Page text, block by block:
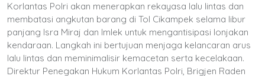
Korlantas Polri akan menerapkan rekayasa lalu lintas dan
membatasi angkutan barang di Tol Cikampek selama libur
panjang Isra Miraj dan Imlek untuk mengantisipasi lonjakan
kendaraan. Langkah ini bertujuan menjaga kelancaran arus
lalu lintas dan meminimalisir kemacetan serta kecelakaan.
Direktur Penegakan Hukum Korlantas Polri, Brigjen Raden